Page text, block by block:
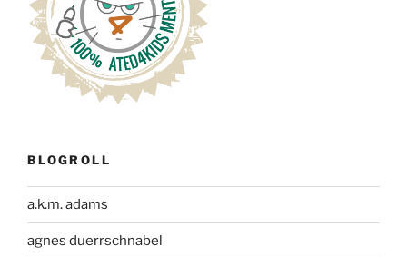
BLOGROLL
a.k.m. adams
agnes duerrschnabel